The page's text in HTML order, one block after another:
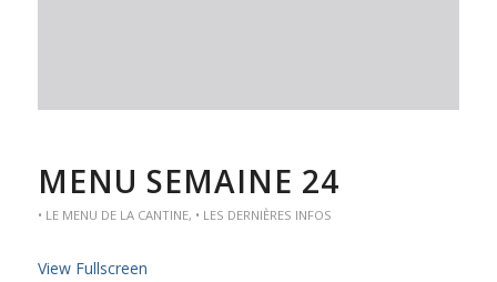
MENU SEMAINE 24
• LE MENU DE LA CANTINE, • LES DERNIÈRES INFOS
View Fullscreen